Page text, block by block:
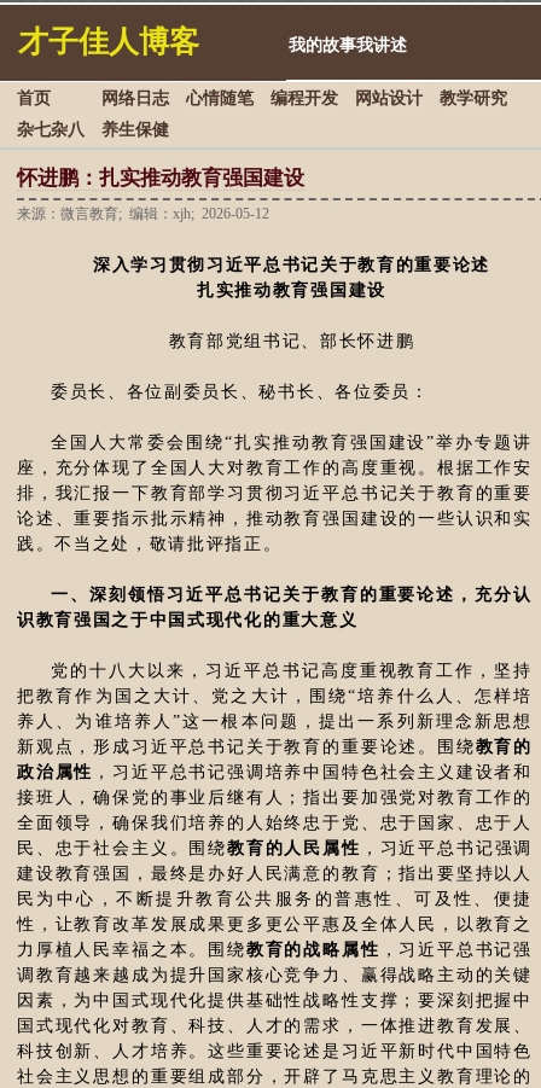
才子佳人博客 我的故事我讲述
首页 网络日志 心情随笔 编程开发 网站设计
教学研究
杂七杂八
养生保健
怀进鹏：扎实推动教育强国建设
来源：微言教育; 编辑：xjh; 2026-05-12
深入学习贯彻习近平总书记关于教育的重要论述
扎实推动教育强国建设
教育部党组书记、部长怀进鹏
委员长、各位副委员长、秘书长、各位委员：
全国人大常委会围绕“扎实推动教育强国建设”举办专题讲
座，充分体现了全国人大对教育工作的高度重视。根据工作安
排，我汇报一下教育部学习贯彻习近平总书记关于教育的重要
论述、重要指示批示精神，推动教育强国建设的一些认识和实
践。不当之处，敬请批评指正。
一、深刻领悟习近平总书记关于教育的重要论述，充分认
识教育强国之于中国式现代化的重大意义
党的十八大以来，习近平总书记高度重视教育工作，坚持
把教育作为国之大计、党之大计，围绕“培养什么人、怎样培
养人、为谁培养人”这一根本问题，提出一系列新理念新思想
新观点，形成习近平总书记关于教育的重要论述。围绕教育的
政治属性 ，习近平总书记强调培养中国特色社会主义建设者和
接班人，确保党的事业后继有人；指出要加强党对教育工作的
全面领导，确保我们培养的人始终忠于党、忠于国家、忠于人
民、忠于社会主义。围绕教育的人民属性 ，习近平总书记强调
建设教育强国，最终是办好人民满意的教育；指出要坚持以人
民为中心，不断提升教育公共服务的普惠性、可及性、便捷
性，让教育改革发展成果更多更公平惠及全体人民，以教育之
力厚植人民幸福之本。围绕教育的战略属性 ，习近平总书记强
调教育越来越成为提升国家核心竞争力、赢得战略主动的关键
因素，为中国式现代化提供基础性战略性支撑；要深刻把握中
国式现代化对教育、科技、人才的需求，一体推进教育发展、
科技创新、人才培养。这些重要论述是习近平新时代中国特色
社会主义思想的重要组成部分，开辟了马克思主义教育理论的